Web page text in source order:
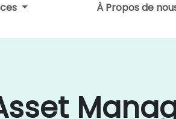
À Propos de